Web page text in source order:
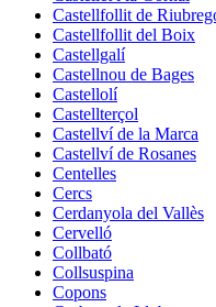
Castellfollit de
Castellfollit del Boix
Castellgalí
Castellnou de Bages
Castellolí
Castellterçol
Castellví de la Marca
Castellví de Rosanes
Centelles
Cercs
Cerdanyola del Vallès
Cervelló
Collbató
Collsuspina
Copons